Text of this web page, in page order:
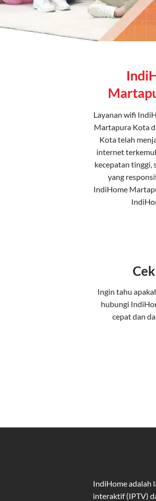
Layanan wifi
Martapura Kota
Kota telah
internet
kecepatan tinggi,
yang
IndiHome
Ingin tahu
hubungi
cepat dan
IndiHome adalah
interaktif (IPTV)